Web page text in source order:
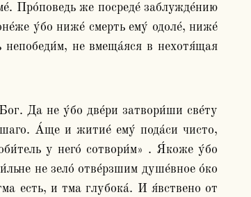
Про́поведь же посреде́ заблужде́нию
у́бо ниже́ смерть ему́ одоле́, ниже́
непобеди́м, не вмеща́яся в нехотя́щая
А́ще и житие́ ему́ пода́си чисто,
у него́ сотвори́м» . Я́коже у́бо
не зело́ отве́рзшим душе́вное о́ко
есть, и тма глубока́. И я́вствено от